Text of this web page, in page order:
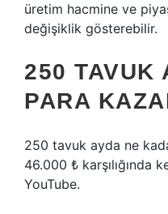
üretim hacmine ve
değişiklik gösterebilir.
250 TAVUK
PARA
250 tavuk ayda ne
46.000 ₺ karşılığında
YouTube.